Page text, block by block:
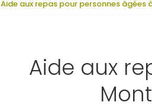
Aide aux repas pour personnes
Aide aux